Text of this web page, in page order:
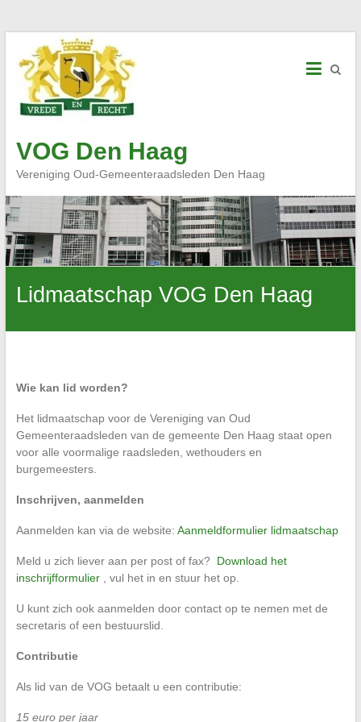
content
VOG Den Haag
Vereniging Oud-Gemeenteraadsleden Den Haag
Lidmaatschap VOG Den Haag
Wie kan lid worden?
Het lidmaatschap voor de Vereniging van Oud
Gemeenteraadsleden van de gemeente Den Haag staat open
voor alle voormalige raadsleden, wethouders en
burgemeesters.
Inschrijven, aanmelden
Aanmelden kan via de website: Aanmeldformulier lidmaatschap
Meld u zich liever aan per post of fax? Download het
inschrijfformulier, vul het in en stuur het op.
U kunt zich ook aanmelden door contact op te nemen met de
secretaris of een bestuurslid.
Contributie
Als lid van de VOG betaalt u een contributie:
15 euro per jaar